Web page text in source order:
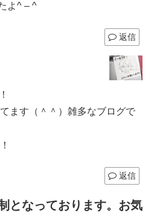
よ^ – ^
返信
ます（＾＾）雑多なブログで
返信
となっております。お気